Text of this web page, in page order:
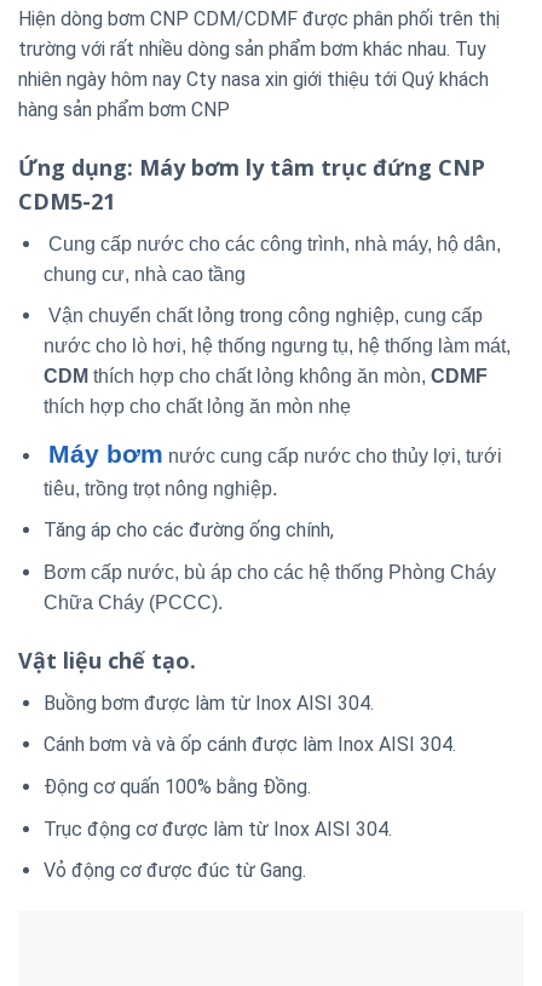
Hiện dòng bơm CNP CDM/CDMF được phân phối trên thị
trường với rất nhiều dòng sản phẩm bơm khác nhau. Tuy
nhiên ngày hôm nay Cty nasa xin giới thiệu tới Quý khách
hàng sản phẩm bơm CNP
Ứng dụng: Máy bơm ly tâm trục đứng CNP
CDM5-21
Cung cấp nước cho các công trình, nhà máy, hộ dân,
chung cư, nhà cao tầng
Vận chuyển chất lỏng trong công nghiệp, cung cấp
nước cho lò hơi, hệ thống ngưng tụ, hệ thống làm mát,
CDM thích hợp cho chất lỏng không ăn mòn, CDMF
thích hợp cho chất lỏng ăn mòn nhẹ
Máy bơm nước cung cấp nước cho thủy lợi, tưới
tiêu, trồng trọt nông nghiệp.
Tăng áp cho các đường ống chính,
Bơm cấp nước, bù áp cho các hệ thống Phòng Cháy
Chữa Cháy (PCCC).
Vật liệu chế tạo.
Buồng bơm được làm từ Inox AISI 304.
Cánh bơm và và ốp cánh được làm Inox AISI 304.
Động cơ quấn 100% bằng Đồng.
Trục động cơ được làm từ Inox AISI 304.
Vỏ động cơ được đúc từ Gang.